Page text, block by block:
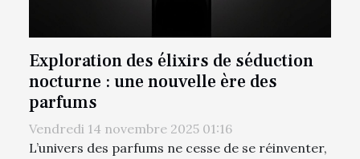
Exploration des élixirs de séduction
nocturne : une nouvelle ère des
parfums
Vendredi 14 novembre 2025 01:16
L’univers des parfums ne cesse de se réinventer,